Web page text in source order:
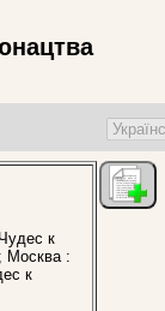
к
Москва :
к